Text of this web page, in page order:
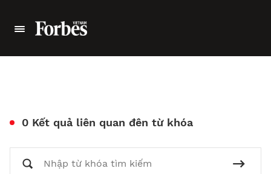
0 Kết quả liên quan đên từ khóa